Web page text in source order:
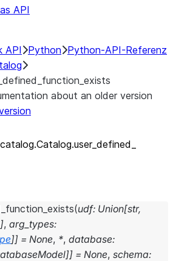
API
API Python Python-API-Referenz
about an older version
defined_
(udf: Union[str,
], arg_types:
]] = None, *, database:
]] = None, schema: